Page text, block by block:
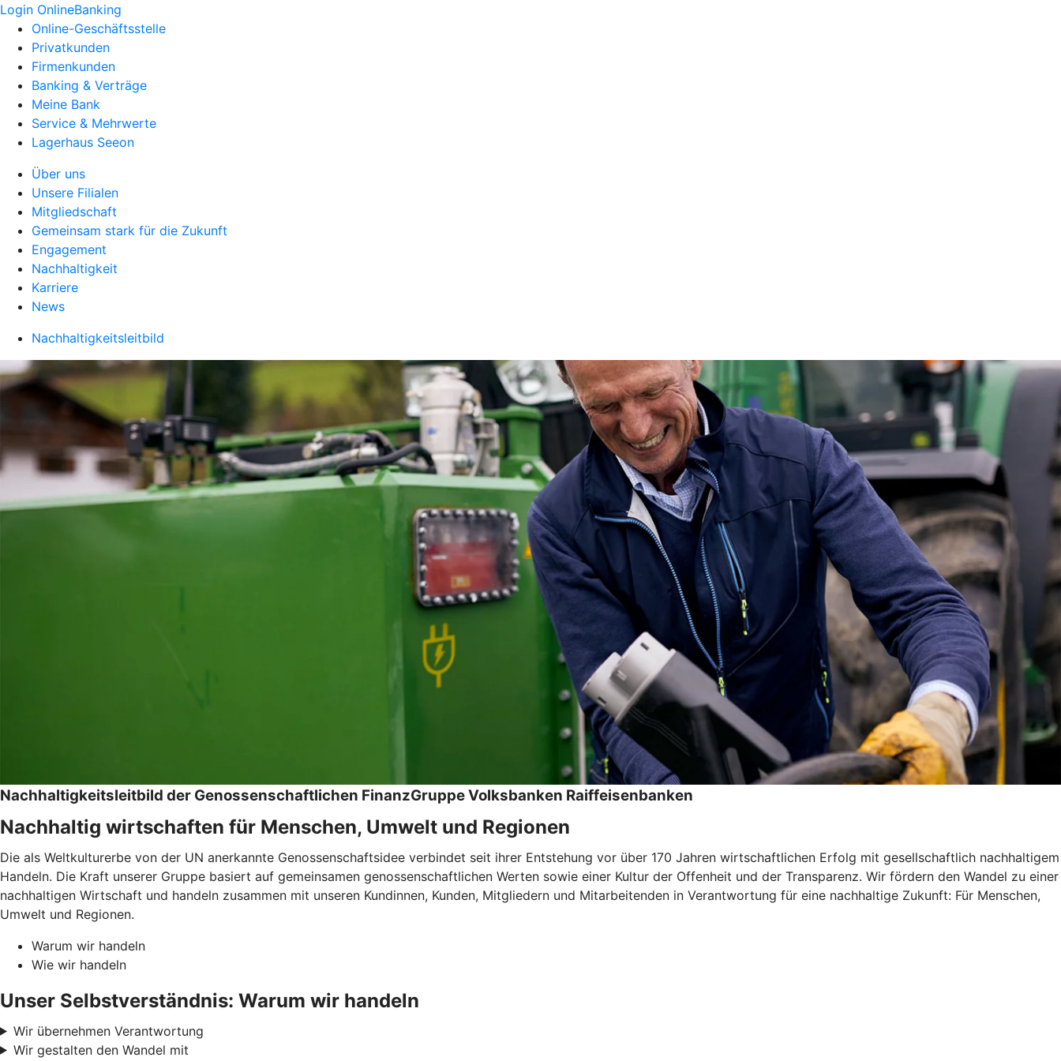
Login OnlineBanking
Online-Geschäftsstelle
Privatkunden
Firmenkunden
Banking & Verträge
Meine Bank
Service & Mehrwerte
Lagerhaus Seeon
Über uns
Unsere Filialen
Mitgliedschaft
Gemeinsam stark für die Zukunft
Engagement
Nachhaltigkeit
Karriere
News
Nachhaltigkeitsleitbild
Nachhaltigkeitsleitbild der Genossenschaftlichen FinanzGruppe Volksbanken Raiffeisenbanken
Nachhaltig wirtschaften für Menschen, Umwelt und Regionen
Die als Weltkulturerbe von der UN anerkannte Genossenschaftsidee verbindet seit ihrer Entstehung vor über 170 Jahren wirtschaftlichen Erfolg mit gesellschaftlich nachhaltigem
Handeln. Die Kraft unserer Gruppe basiert auf gemeinsamen genossenschaftlichen Werten sowie einer Kultur der Offenheit und der Transparenz. Wir fördern den Wandel zu einer
nachhaltigen Wirtschaft und handeln zusammen mit unseren Kundinnen, Kunden, Mitgliedern und Mitarbeitenden in Verantwortung für eine nachhaltige Zukunft: Für Menschen,
Umwelt und Regionen.
Warum wir handeln
Wie wir handeln
Unser Selbstverständnis: Warum wir handeln
Wir übernehmen Verantwortung
Wir gestalten den Wandel mit